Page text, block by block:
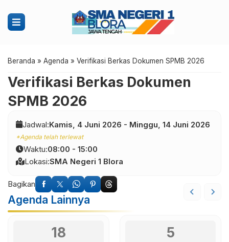
Beranda » Agenda » Verifikasi Berkas Dokumen SPMB 2026
Verifikasi Berkas Dokumen
SPMB 2026
Jadwal:Kamis, 4 Juni 2026 - Minggu, 14 Juni 2026
*Agenda telah terlewat
Waktu:08:00 - 15:00
Lokasi:SMA Negeri 1 Blora
Bagikan
Agenda Lainnya
18 5